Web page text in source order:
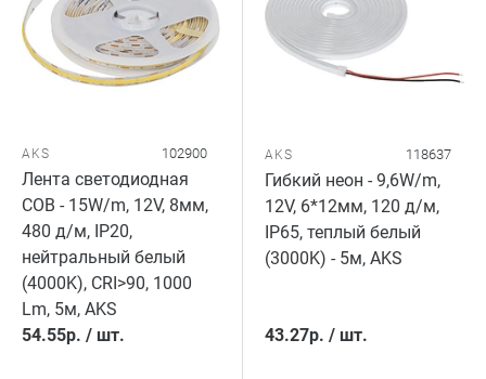
AKS 102900
Лента светодиодная
COB - 15W/m, 12V, 8мм,
480 д/м, IP20,
нейтральный белый
(4000K), CRI>90, 1000
Lm, 5м, AKS
54.55р. / шт.
AKS 118637
Гибкий неон - 9,6W/m,
12V, 6*12мм, 120 д/м,
IP65, теплый белый
(3000K) - 5м, AKS
43.27р. / шт.